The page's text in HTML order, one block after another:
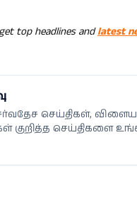
top headlines andlatest
செய்திகள்,
குறித்த செய்திகளை